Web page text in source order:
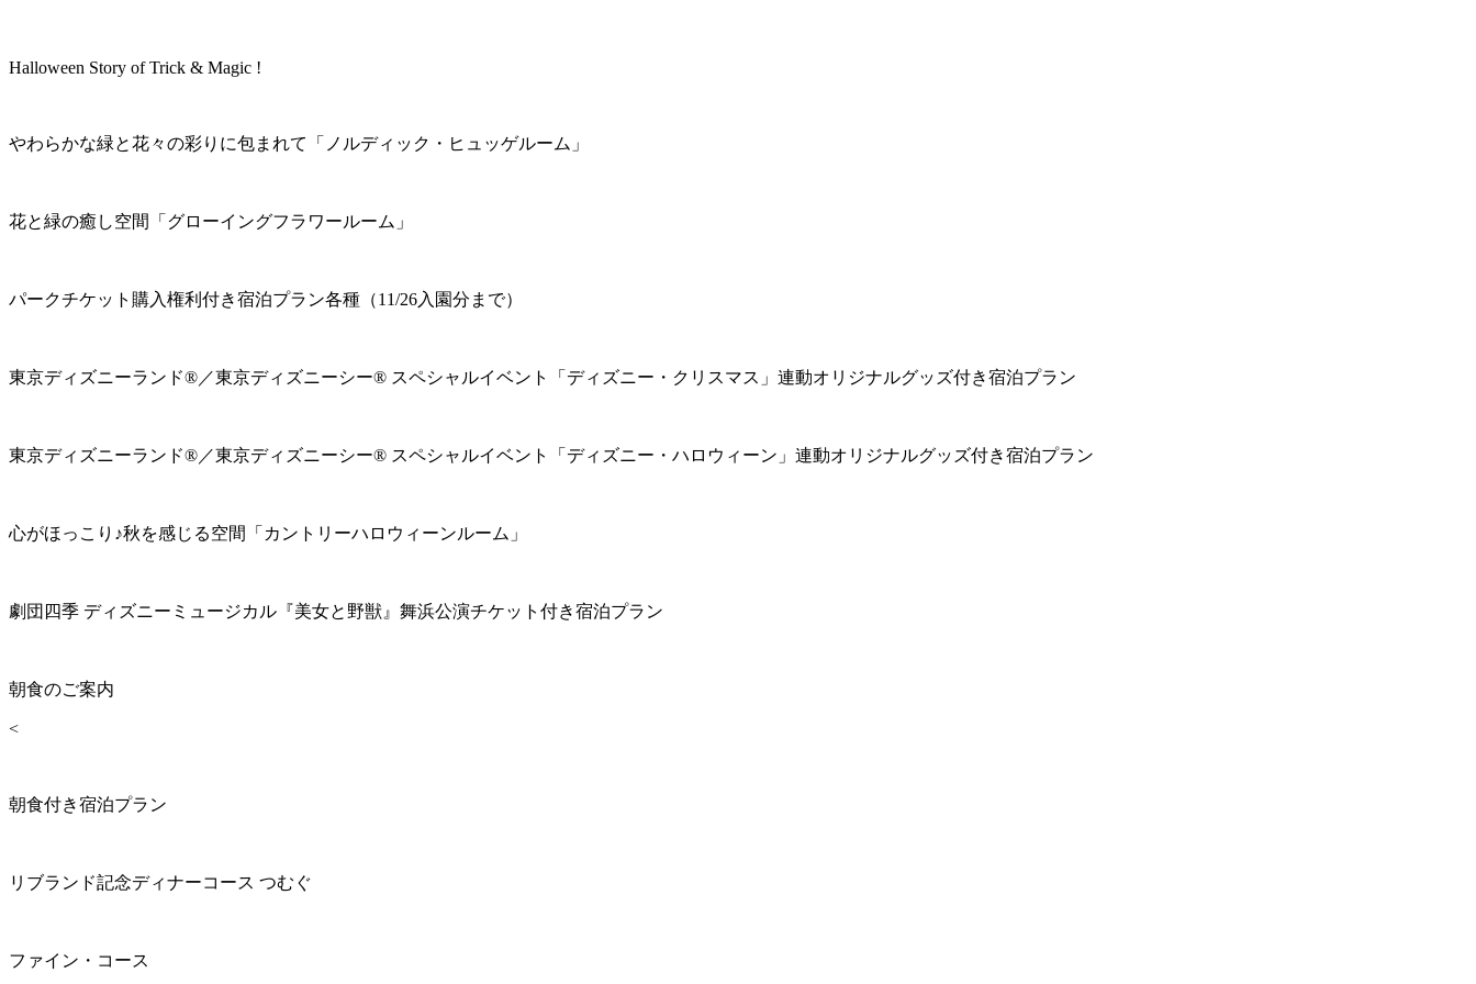
Halloween Story of Trick & Magic !
やわらかな緑と花々の彩りに包まれて「ノルディック・ヒュッゲルーム」
花と緑の癒し空間「グローイングフラワールーム」
パークチケット購入権利付き宿泊プラン各種（11/26入園分まで）
東京ディズニーランド®／東京ディズニーシー® スペシャルイベント「ディズニー・クリスマス」連動オリジナルグッズ付き宿泊プラン
東京ディズニーランド®／東京ディズニーシー® スペシャルイベント「ディズニー・ハロウィーン」連動オリジナルグッズ付き宿泊プラン
心がほっこり♪秋を感じる空間「カントリーハロウィーンルーム」
劇団四季 ディズニーミュージカル『美女と野獣』舞浜公演チケット付き宿泊プラン
朝食のご案内
<
朝食付き宿泊プラン
リブランド記念ディナーコース つむぐ
ファイン・コース